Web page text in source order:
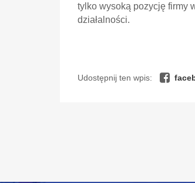
tylko wysoką pozycję firmy
działalności.
Udostępnij ten wpis: